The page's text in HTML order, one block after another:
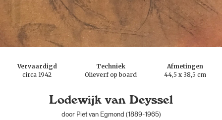
cognac, lucifers en ochtendblad’ per taxi naar het
station.
Het portret kreeg een ereplaats in zijn kamer.
Niettemin liet hij zich in 1944 zeer kritisch uit over
het portret: Kees Verwey had hem ook eens
observeeren van Israels iets oppervlakkigs’.
Vervaardigd
circa 1942
Techniek
Olieverf op board
Afmetingen
44,5 x 38,5 cm
Lodewijk van Deyssel
door Piet van Egmond (1889-1965)